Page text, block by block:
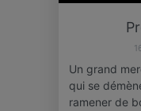
Un grand
qui se
ramener de